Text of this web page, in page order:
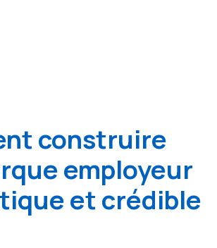
construire
employeur
et crédible